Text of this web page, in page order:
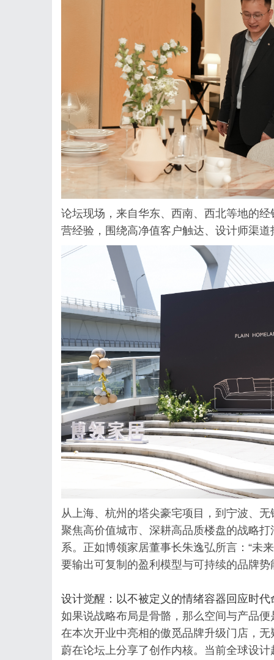
论坛现场，来自华东、西南、西北等地的
营经验，围绕高净值客户触达、设计师渠
从上海、杭州的塔尖豪宅项目，到宁波、
聚焦高价值城市、深耕高品质楼盘的战略
系。正如博领家居董事长朱逸弘所言：“未
要输出可复制的盈利模型与可持续的品牌势
设计觉醒：以不被定义的情绪容器回应时代
如果说战略布局是骨骼，那么空间与产品便
在本次开业中亮相的傲觅品牌升级门店，
蔚在论坛上分享了创作内核。当前全球设